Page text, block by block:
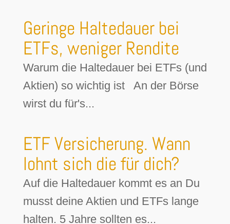
Geringe Haltedauer bei
ETFs, weniger Rendite
Warum die Haltedauer bei ETFs (und
Aktien) so wichtig ist An der Börse
wirst du für's...
ETF Versicherung. Wann
lohnt sich die für dich?
Auf die Haltedauer kommt es an Du
musst deine Aktien und ETFs lange
halten. 5 Jahre sollten es...